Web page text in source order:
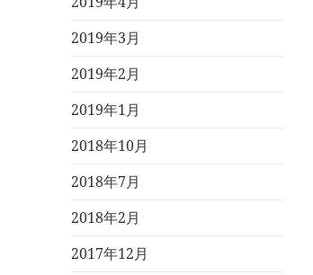
2019年3月
2019年2月
2019年1月
2018年10月
2018年7月
2018年2月
2017年12月